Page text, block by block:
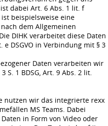
dabei Art. 6 Abs. 1 lit. f
ist beispielsweise eine
dem Allgemeinen
DIHK verarbeitet diese Daten
DSGVO in Verbindung mit § 3
Daten verarbeiten wir
S. 1 BDSG, Art. 9 Abs. 2 lit.
nutzen wir das integrierte rexx
MS Teams. Dabei
in Form von Video oder